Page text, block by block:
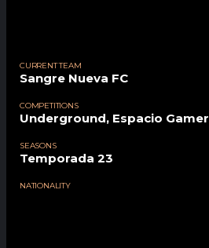
CURRENT TEAM
Sangre Nueva FC
COMPETITIONS
Underground, Espacio Gamer
SEASONS
Temporada 23
NATIONALITY